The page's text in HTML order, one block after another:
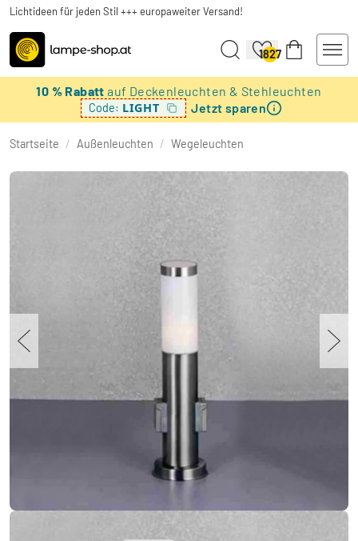
Lichtideen für jeden Stil +++ europaweiter Versand!
1827
10 % Rabattauf Deckenleuchten & Stehleuchten
Code: LIGHT Jetzt sparen
Startseite / Außenleuchten / Wegeleuchten